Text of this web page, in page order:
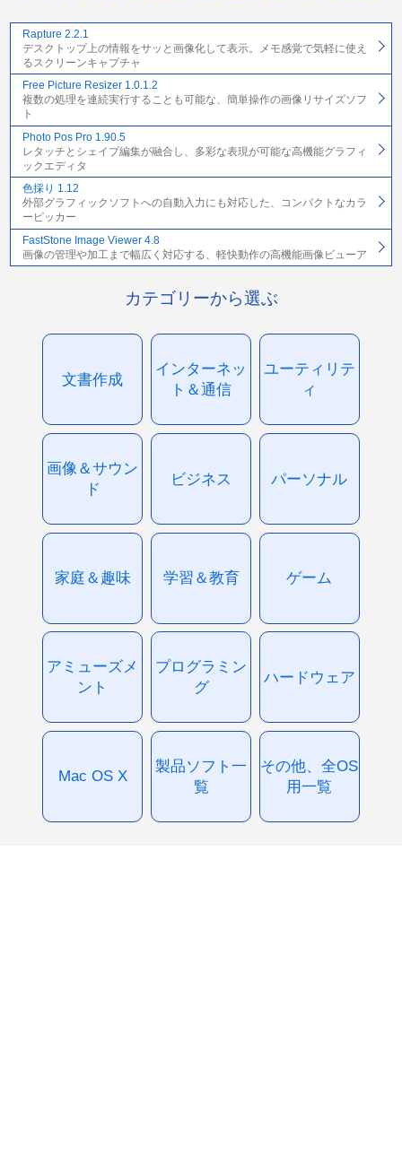
Rapture 2.2.1
デスクトップ上の情報をサッと画像化して表示。メモ感覚で気軽に使え
るスクリーンキャプチャ
Free Picture Resizer 1.0.1.2
複数の処理を連続実行することも可能な、簡単操作の画像リサイズソフ
ト
Photo Pos Pro 1.90.5
レタッチとシェイプ編集が融合し、多彩な表現が可能な高機能グラフィ
ックエディタ
色採り 1.12
外部グラフィックソフトへの自動入力にも対応した、コンパクトなカラ
ーピッカー
FastStone Image Viewer 4.8
画像の管理や加工まで幅広く対応する、軽快動作の高機能画像ビューア
カテゴリーから選ぶ
文書作成
インターネッ
ト＆通信
ユーティリテ
ィ
画像＆サウン
ド
ビジネス パーソナル
家庭＆趣味 学習＆教育 ゲーム
アミューズメ
ント
プログラミン
グ
ハードウェア
Mac OS X
製品ソフト一
覧
その他、全OS
用一覧